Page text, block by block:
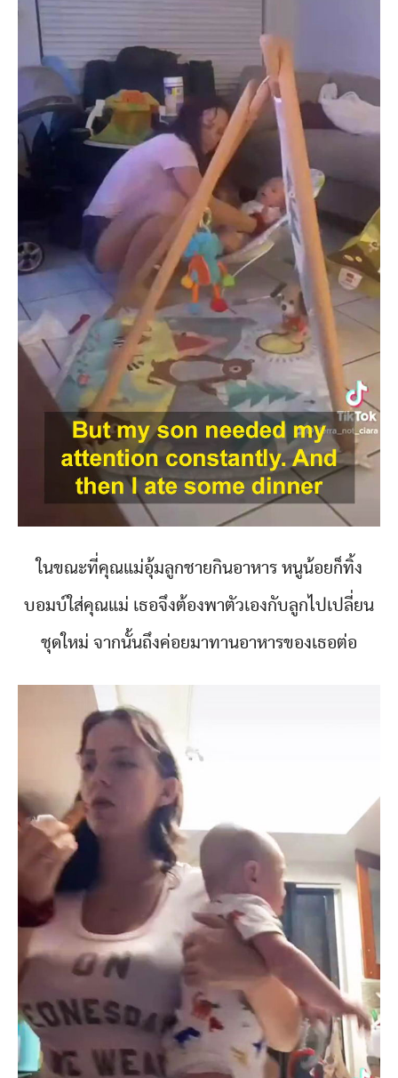
ในขณะที่คุณแม่อุ้มลูกชายกินอาหาร หนูน้อยก็ทิ้ง
บอมบ์ใส่คุณแม่ เธอจึงต้องพาตัวเองกับลูกไปเปลี่ยน
ชุดใหม่ จากนั้นถึงค่อยมาทานอาหารของเธอต่อ